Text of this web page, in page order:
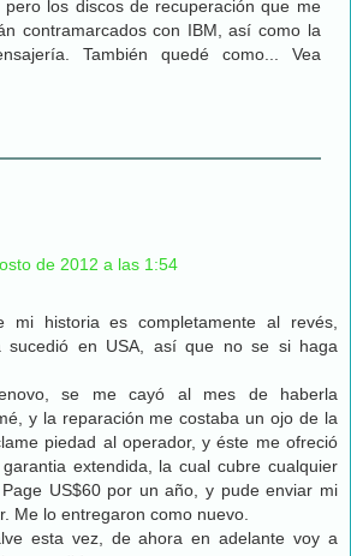
pero los discos de recuperación que me
contramarcados con IBM, así como la
También quedé como... Vea
de 2012 a las 1:54
mi historia es completamente al revés,
sucedió en USA, así que no se si haga
se me cayó al mes de haberla
y la reparación me costaba un ojo de la
piedad al operador, y éste me ofreció
extendida, la cual cubre cualquier
US$60 por un año, y pude enviar mi
Me lo entregaron como nuevo.
esta vez, de ahora en adelante voy a